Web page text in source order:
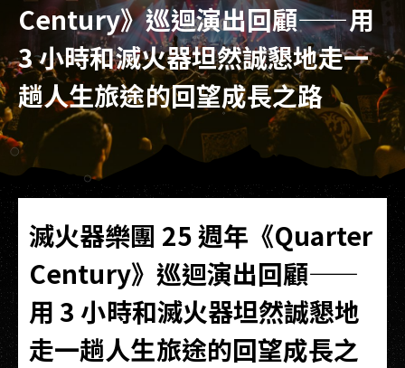
Century》巡迴演出回顧——用
3 小時和滅火器坦然誠懇地走一
趟人生旅途的回望成長之路
滅火器樂團 25 週年《Quarter
Century》巡迴演出回顧——
用 3 小時和滅火器坦然誠懇地
走一趟人生旅途的回望成長之